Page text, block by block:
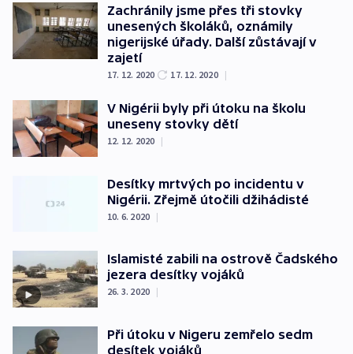
Zachránily jsme přes tři stovky
unesených školáků, oznámily
nigerijské úřady. Další zůstávají v
zajetí
17. 12. 2020 17. 12. 2020 |
V Nigérii byly při útoku na školu
uneseny stovky dětí
12. 12. 2020 |
Desítky mrtvých po incidentu v
Nigérii. Zřejmě útočili džihádisté
10. 6. 2020 |
Islamisté zabili na ostrově Čadského
jezera desítky vojáků
26. 3. 2020 |
Při útoku v Nigeru zemřelo sedm
desítek vojáků